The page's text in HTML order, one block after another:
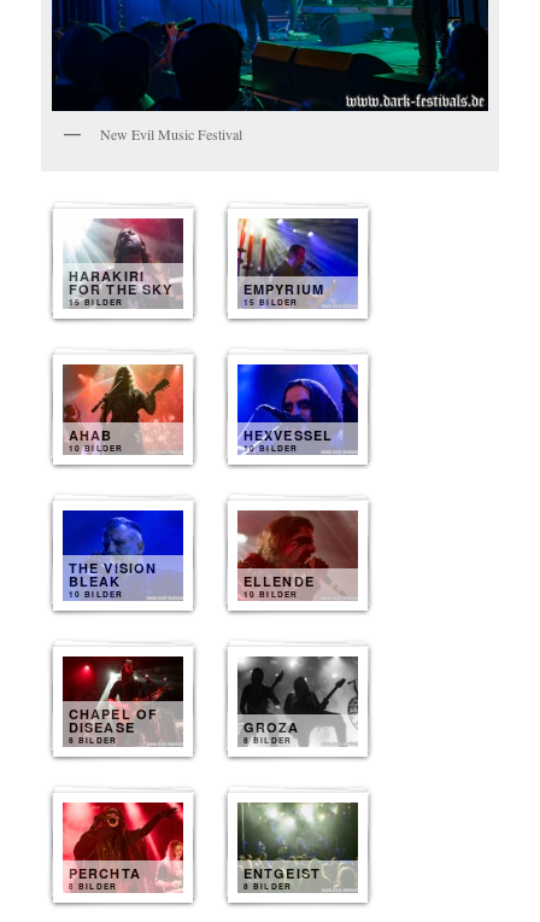
New Evil Music Festival
HARAKIRI
FOR THE SKY
15 BILDER
EMPYRIUM
15 BILDER
AHAB
10 BILDER
HEXVESSEL
10 BILDER
THE VISION
BLEAK
10 BILDER
ELLENDE
10 BILDER
CHAPEL OF
DISEASE
8 BILDER
GROZA
8 BILDER
PERCHTA
8 BILDER
ENTGEIST
8 BILDER